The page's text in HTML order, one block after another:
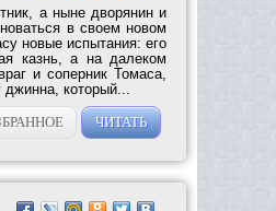
а ныне дворянин и
в своем новом
новые испытания: его
казнь, а на далеком
и соперник Томаса,
который...
ЧИТАТЬ